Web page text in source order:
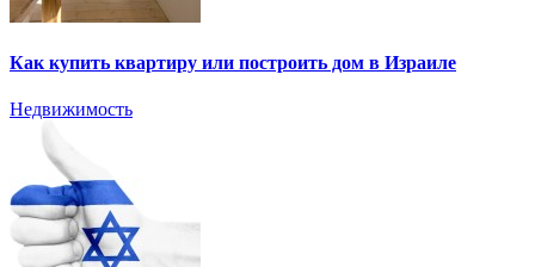
Как купить квартиру или построить дом в Израиле
Недвижимость